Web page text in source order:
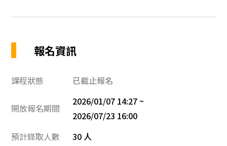
報名資訊
課程狀態 已截止報名
開放報名期間
2026/01/07 14:27 ~
2026/07/23 16:00
預計錄取人數
30 人